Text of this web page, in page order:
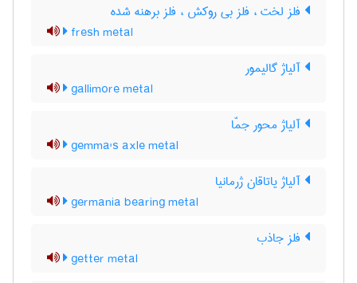
فلز لخت ، فلز بی روکش ، فلز برهنه شده
fresh metal
آلیاژ گالیمور
gallimore metal
آلیاژ محور جمّا
gemma's axle metal
آلیاژ یاتاقان ژرمانیا
germania bearing metal
فلز جاذب
getter metal